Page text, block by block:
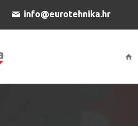
info@eurotehnika.hr